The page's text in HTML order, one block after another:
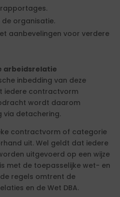
organisatie.
aanbevelingen voor verdere
arbeidsrelatie
inbedding van deze
iedere contractvorm
wordt daarom
via detachering.
contractvorm of categorie
uit. Wel geldt dat iedere
uitgevoerd op een wijze
met de toepasselijke wet- en
regels omtrent de
en de Wet DBA.